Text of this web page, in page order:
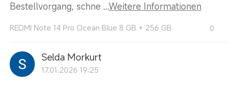
Bestellvorgang, schne ...Weitere Informationen
REDMI Note 14 Pro Ocean Blue 8 GB + 256 GB 0
Selda Morkurt
17.01.2026 19:25